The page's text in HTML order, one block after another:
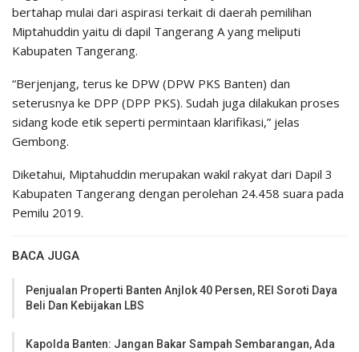
bertahap mulai dari aspirasi terkait di daerah pemilihan
Miptahuddin yaitu di dapil Tangerang A yang meliputi
Kabupaten Tangerang.
“Berjenjang, terus ke DPW (DPW PKS Banten) dan
seterusnya ke DPP (DPP PKS). Sudah juga dilakukan proses
sidang kode etik seperti permintaan klarifikasi,” jelas
Gembong.
Diketahui, Miptahuddin merupakan wakil rakyat dari Dapil 3
Kabupaten Tangerang dengan perolehan 24.458 suara pada
Pemilu 2019.
BACA JUGA
Penjualan Properti Banten Anjlok 40 Persen, REI Soroti Daya
Beli Dan Kebijakan LBS
Kapolda Banten: Jangan Bakar Sampah Sembarangan, Ada